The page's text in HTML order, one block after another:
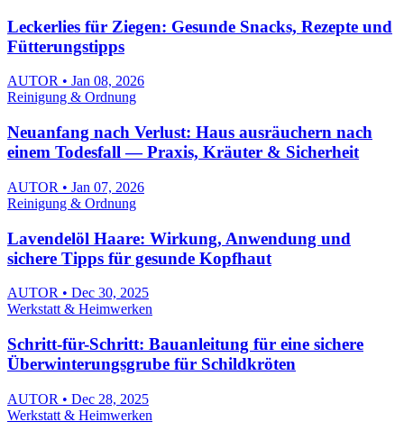
Leckerlies für Ziegen: Gesunde Snacks, Rezepte und
Fütterungstipps
AUTOR • Jan 08, 2026
Reinigung & Ordnung
Neuanfang nach Verlust: Haus ausräuchern nach
einem Todesfall — Praxis, Kräuter & Sicherheit
AUTOR • Jan 07, 2026
Reinigung & Ordnung
Lavendelöl Haare: Wirkung, Anwendung und
sichere Tipps für gesunde Kopfhaut
AUTOR • Dec 30, 2025
Werkstatt & Heimwerken
Schritt-für-Schritt: Bauanleitung für eine sichere
Überwinterungsgrube für Schildkröten
AUTOR • Dec 28, 2025
Werkstatt & Heimwerken